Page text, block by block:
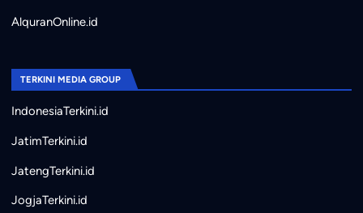
AlquranOnline.id
TERKINI MEDIA GROUP
IndonesiaTerkini.id
JatimTerkini.id
JatengTerkini.id
JogjaTerkini.id